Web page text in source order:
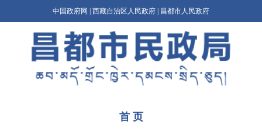
中国政府网 西藏自治区人民政府 昌都市人民政府
首 页